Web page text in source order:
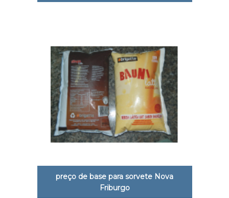
preço de base para sorvete Nova
Friburgo